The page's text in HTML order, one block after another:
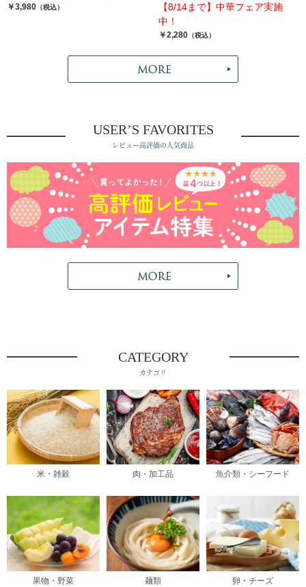
￥3,980 （税込）
【8/14まで】中華フェア実施
中！
￥2,280（税込）
USER’S FAVORITES
レビュー高評価の人気商品
CATEGORY
カテゴリ
米・雑穀 肉・加工品 魚介類・シーフード
果物・野菜 麺類
卵・チーズ